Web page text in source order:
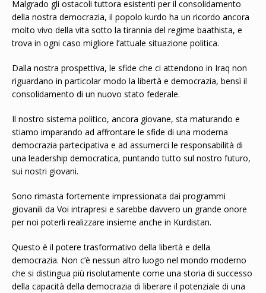
Malgrado gli ostacoli tuttora esistenti per il consolidamento
della nostra democrazia, il popolo kurdo ha un ricordo ancora
molto vivo della vita sotto la tirannia del regime baathista, e
trova in ogni caso migliore l’attuale situazione politica.
Dalla nostra prospettiva, le sfide che ci attendono in Iraq non
riguardano in particolar modo la libertà e democrazia, bensì il
consolidamento di un nuovo stato federale.
Il nostro sistema politico, ancora giovane, sta maturando e
stiamo imparando ad affrontare le sfide di una moderna
democrazia partecipativa e ad assumerci le responsabilità di
una leadership democratica, puntando tutto sul nostro futuro,
sui nostri giovani.
Sono rimasta fortemente impressionata dai programmi
giovanili da Voi intrapresi e sarebbe davvero un grande onore
per noi poterli realizzare insieme anche in Kurdistan.
Questo è il potere trasformativo della libertà e della
democrazia. Non c’è nessun altro luogo nel mondo moderno
che si distingua più risolutamente come una storia di successo
della capacità della democrazia di liberare il potenziale di una